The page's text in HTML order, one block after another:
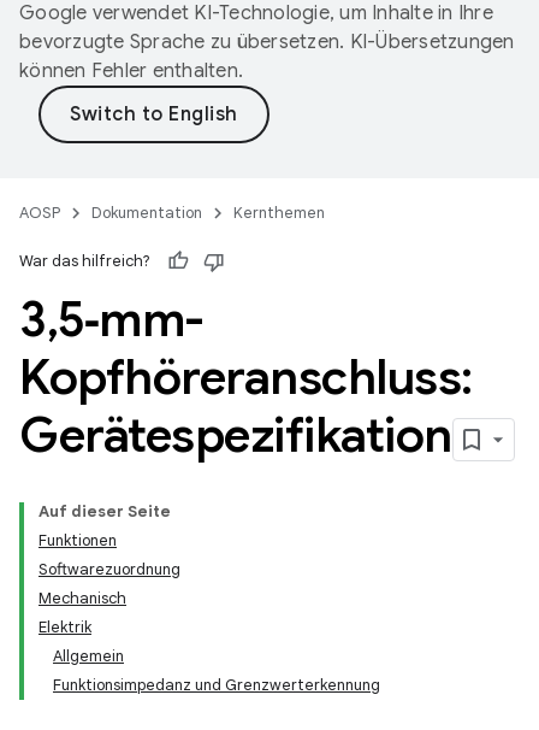
Google verwendet KI-Technologie, um Inhalte in Ihre
bevorzugte Sprache zu übersetzen. KI-Übersetzungen
können Fehler enthalten.
AOSP Dokumentation Kernthemen
War das hilfreich?
3,5‑mm-
Kopfhöreranschluss:
Gerätespezifikation
Auf dieser Seite
Funktionen
Softwarezuordnung
Mechanisch
Elektrik
Allgemein
Funktionsimpedanz und Grenzwerterkennung